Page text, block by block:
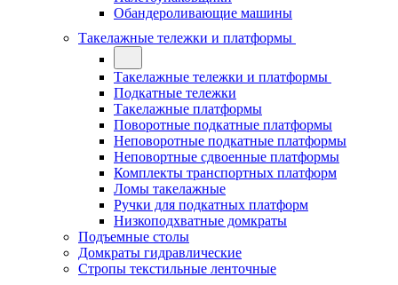
Обандероливающие машины
Такелажные тележки и платформы
Такелажные тележки и платформы
Подкатные тележки
Такелажные платформы
Поворотные подкатные платформы
Неповоротные подкатные платформы
Неповортные сдвоенные платформы
Комплекты транспортных платформ
Ломы такелажные
Ручки для подкатных платформ
Низкоподхватные домкраты
Подъемные столы
Домкраты гидравлические
Стропы текстильные ленточные